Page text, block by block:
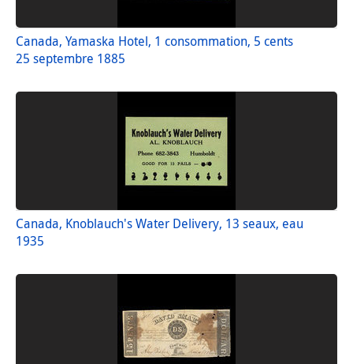
Canada, Yamaska Hotel, 1 consommation, 5 cents
25 septembre 1885
Canada, Knoblauch's Water Delivery, 13 seaux, eau
1935